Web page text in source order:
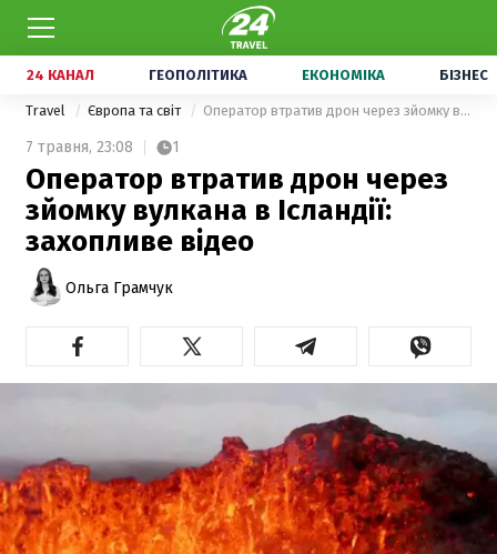
24 КАНАЛ ГЕОПОЛІТИКА ЕКОНОМІКА БІЗНЕС
Travel Європа та світ Оператор втратив дрон через зйомку вулкана в Ісландії: захопливе відео
7 травня, 23:08 1
Оператор втратив дрон через
зйомку вулкана в Ісландії:
захопливе відео
Ольга Грамчук